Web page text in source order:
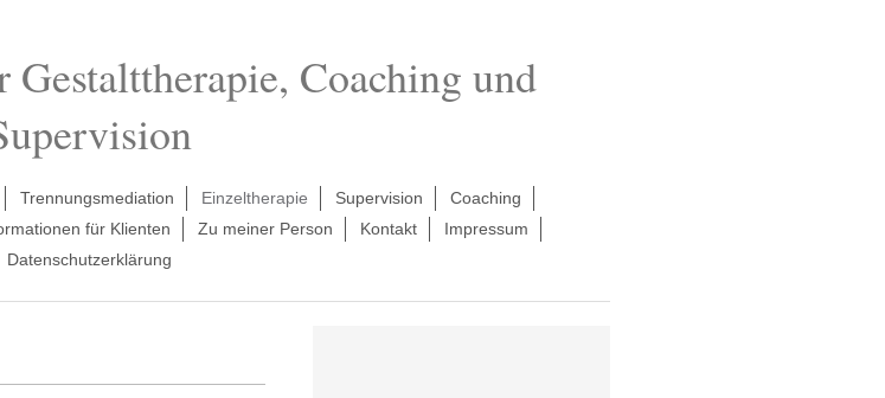
Coaching und
Trennungsmediation Einzeltherapie Supervision
Coaching
für Klienten Zu meiner Person Kontakt
Impressum
Datenschutzerklärung